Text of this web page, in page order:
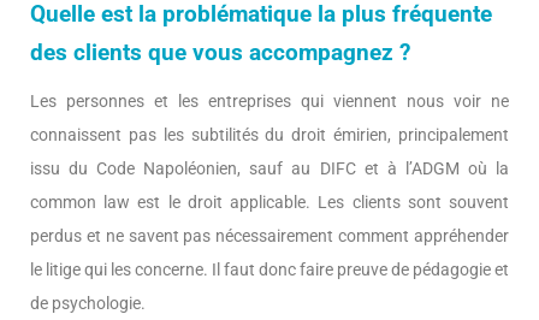
Quelle est la problématique la plus fréquente
des clients que vous accompagnez ?
Les personnes et les entreprises qui viennent nous voir ne
connaissent pas les subtilités du droit émirien, principalement
issu du Code Napoléonien, sauf au DIFC et à l’ADGM où la
common law est le droit applicable. Les clients sont souvent
perdus et ne savent pas nécessairement comment appréhender
le litige qui les concerne. Il faut donc faire preuve de pédagogie et
de psychologie.